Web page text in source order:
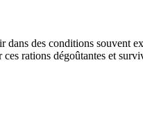
dans des conditions souvent
rations dégoûtantes et